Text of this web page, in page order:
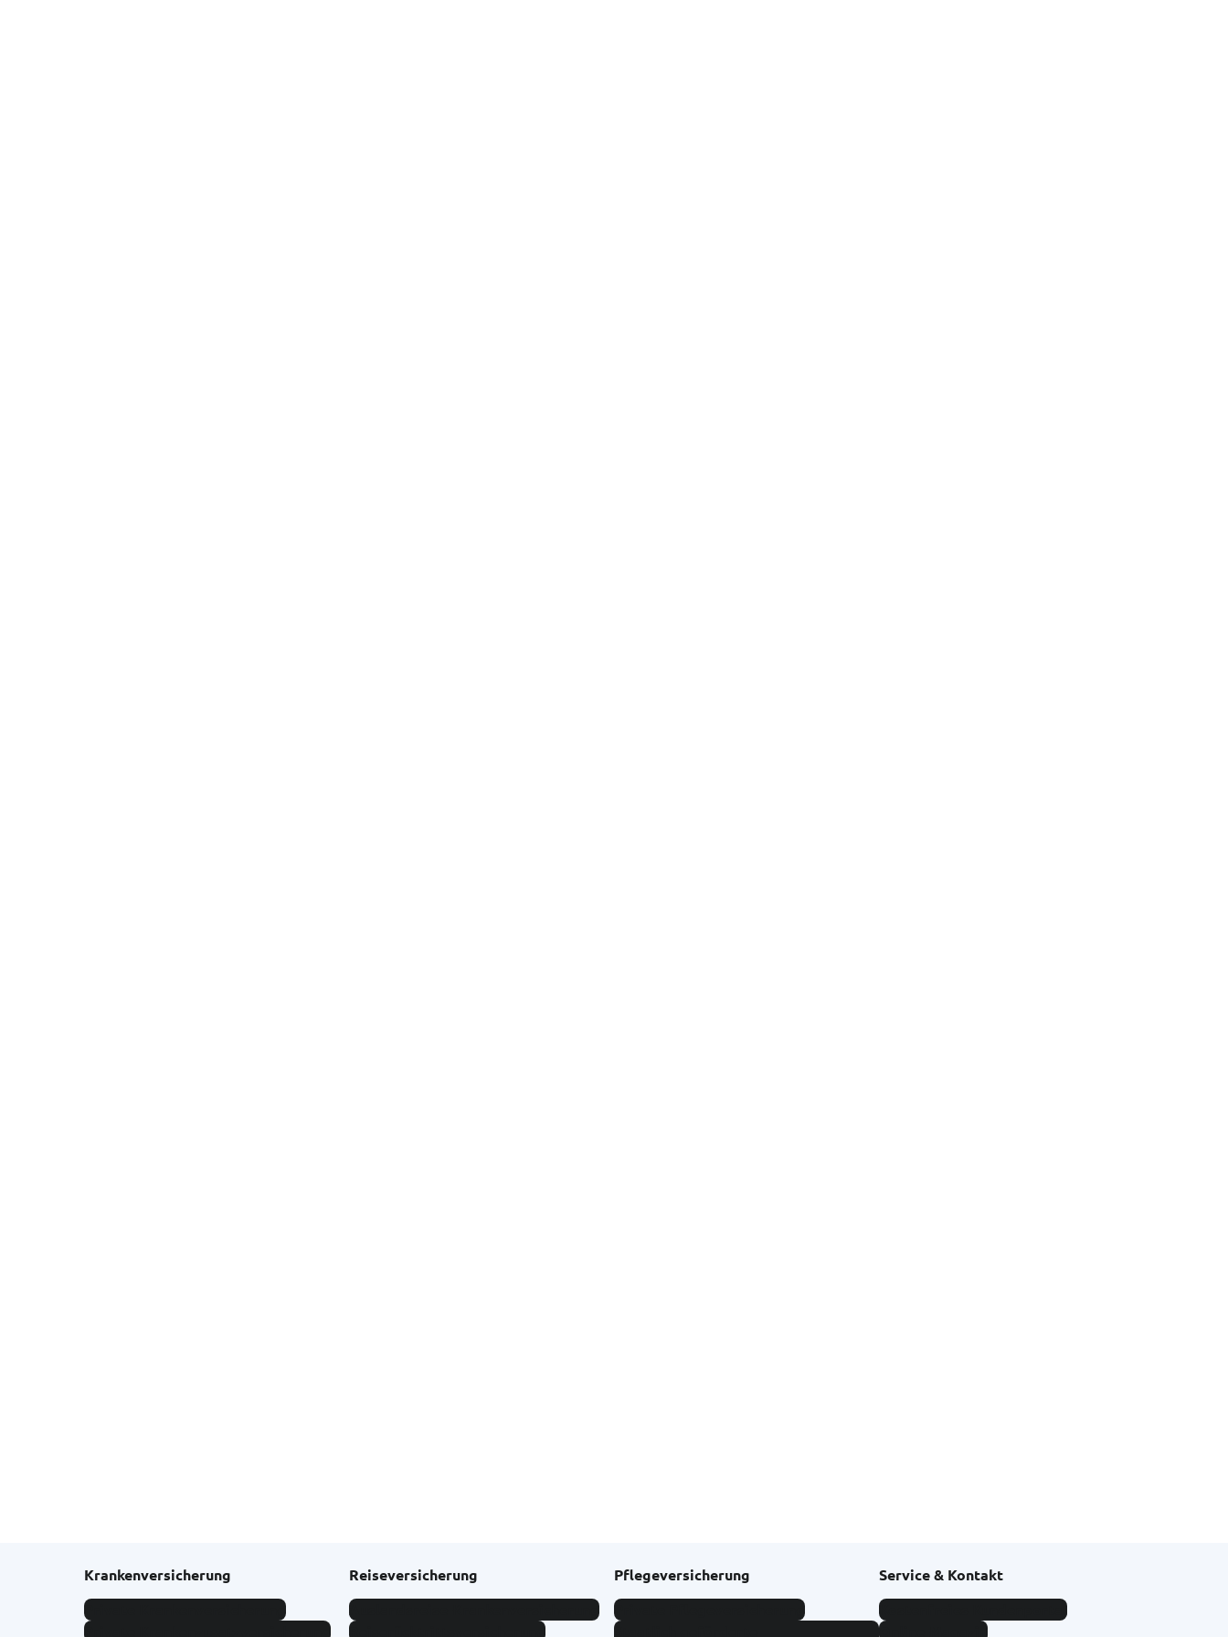
Krankenversicherung
Private Krankenversicherung
Private Krankenzusatzversicherung
Reiseversicherung
Auslandsreise-Krankenversicherung
Reiserücktrittsversicherung
Pflegeversicherung
Private Pflegeversicherung
Staatlich geförderte
Service & Kontakt
Kostenfreies Kundenportal
Online-Magazin